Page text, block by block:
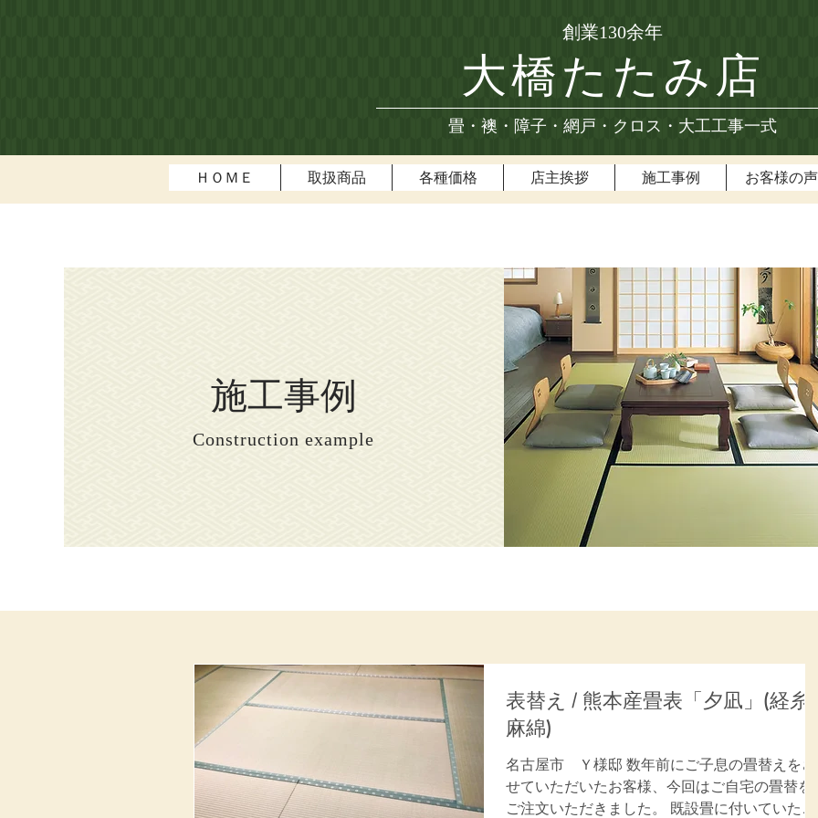
創業130余年
大橋たたみ店
畳・襖・障子・網戸・クロス・大工工事一式
ＨＯＭＥ 取扱商品 各種価格 店主挨拶 施工事例 お客様の声
施工事例
Construction example
表替え / 熊本産畳表「夕凪」(経糸:
麻綿)
名古屋市 Ｙ様邸 数年前にご子息の畳替えをさ
せていただいたお客様、今回はご自宅の畳替を
ご注文いただきました。 既設畳に付いていた中